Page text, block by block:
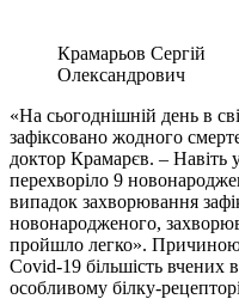
Крамарьов Сергій
Олександрович
«На сьогоднішній день в
зафіксовано жодного
доктор Крамарєв. – Навіть
перехворіло 9
випадок захворювання
новонародженого,
пройшло легко». Причиною
Сovid-19 більшість вчених
особливому білку-